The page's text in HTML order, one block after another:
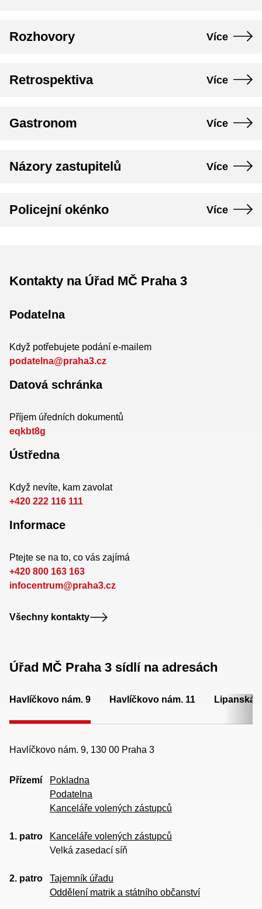
Rozhovory Více
Retrospektiva Více
Gastronom Více
Názory zastupitelů Více
Policejní okénko Více
Kontakty na Úřad MČ Praha 3
Podatelna
Když potřebujete podání e-mailem
podatelna@praha3.cz
Datová schránka
Příjem úředních dokumentů
eqkbt8g
Ústředna
Když nevíte, kam zavolat
+420 222 116 111
Informace
Ptejte se na to, co vás zajímá
+420 800 163 163
infocentrum@praha3.cz
Všechny kontakty
Úřad MČ Praha 3 sídlí na adresách
Havlíčkovo nám. 9 Havlíčkovo nám. 11 Lipanská 7
Havlíčkovo nám. 9, 130 00 Praha 3
Přízemí
Pokladna
Podatelna
Kanceláře volených zástupců
1. patro
Kanceláře volených zástupců
Velká zasedací síň
2. patro
Tajemník úřadu
Oddělení matrik a státního občanství